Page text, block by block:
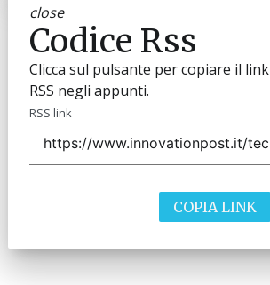
close
Codice Rss
Clicca sul pulsante per copiare il link
RSS negli appunti.
RSS link
COPIA LINK